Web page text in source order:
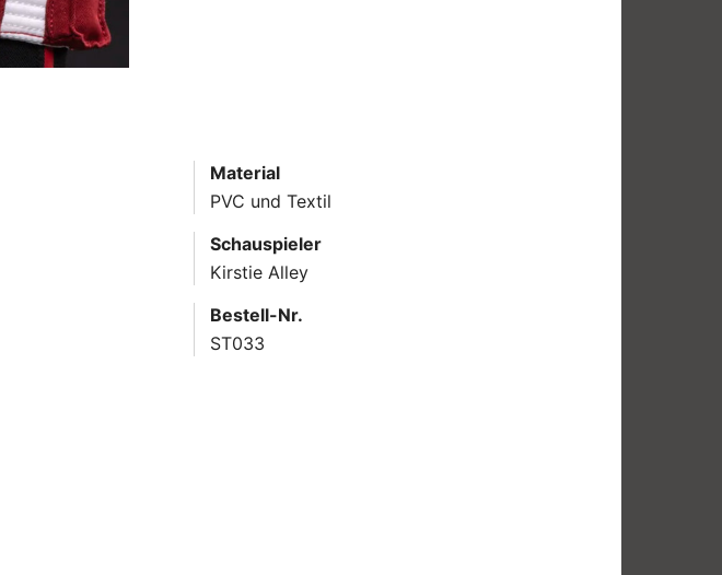
Material
PVC und Textil
Schauspieler
Kirstie Alley
Bestell-Nr.
ST033